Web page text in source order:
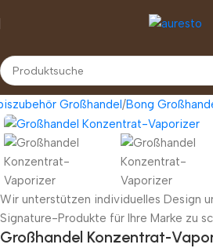
Großhandel Bong
Wir unterstützen individuelles Design
Signature-Produkte für Ihre Marke zu
Großhandel Konzentrat-